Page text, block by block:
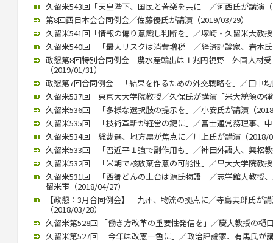
久留米543回「天皇陛下、国民と苦楽を共に」／河西氏が講演
第8回西日本会合同例会／佐藤優氏が講演（2019/03/29）
久留米541回「情報の偏り意識し判断を」／塚崎・久留米大教
久留米540回 「最大リスクは消費増税」／経済評論家、岩本
政懇第8回特別合同例会 農水産輸出は１兆円視野 外国人材受
（2019/01/31）
政懇第7回合同例会 「結果を作るための外交戦略を」／田中
久留米537回 東京大大学院教授／久保氏が講演「米大統領の
久留米536回 「多様な選択肢の提示を」／小安氏が講演（
久留米535回 「技術革新が経営の鍵に」／富士通常務理事、
久留米534回 総裁選、地方票が焦点に／川上氏が講演（2018/
久留米533回 「習近平１強で副作用も」／神田外語大、興梠
久留米532回 「米朝で核放棄合意の可能性」／早大大学院教
久留米531回 「西郷どんの土台は源氏物語」／志学館大教授
留米市（2018/04/27）
【政懇：3月合同例会】 九州、物流の拠点に／寺島実郎氏が
（2018/03/28）
久留米第528回 「働き方改革の重要性発信を」／慶大教授の樋
久留米第527回 「今年は改憲一色に」／政治評論家、有馬氏が